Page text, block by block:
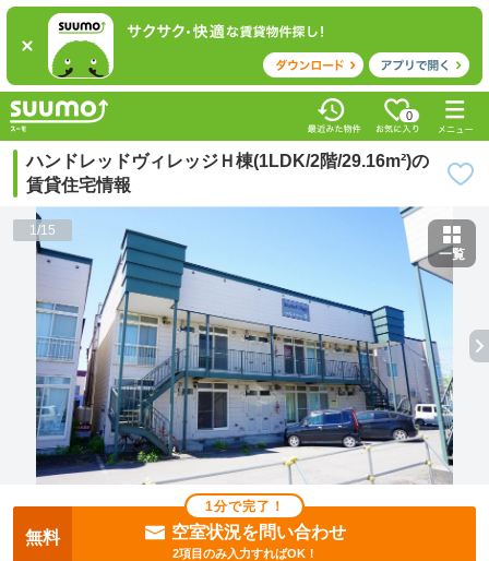
0
ハンドレッドヴィレッジＨ棟(1LDK/2階/29.16m²)の
賃貸住宅情報
1/15
一覧
1分で完了！
無料 空室状況を問い合わせ
2項目のみ入力すればOK！